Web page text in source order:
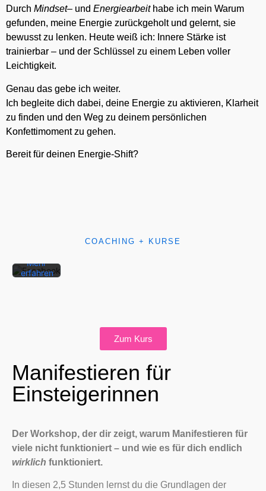
Durch Mindset– und Energiearbeithabe ich mein Warum
gefunden, meine Energie zurückgeholt und gelernt, sie
bewusst zu lenken. Heute weiß ich: Innere Stärke ist
trainierbar – und der Schlüssel zu einem Leben voller
Leichtigkeit.
Genau das gebe ich weiter.
Ich begleite dich dabei, deine Energie zu aktivieren, Klarheit
zu finden und den Weg zu deinem persönlichen
Konfettimoment zu gehen.
Bereit für deinen Energie-Shift?
COACHING + KURSE
Mehr
erfahren
entsperren
Zum Kurs
Manifestieren für
Einsteigerinnen
Der Workshop, der dir zeigt, warum Manifestieren für
viele nicht funktioniert – und wie es für dich endlich
wirklich funktioniert.
In diesen 2,5 Stunden lernst du die Grundlagen der